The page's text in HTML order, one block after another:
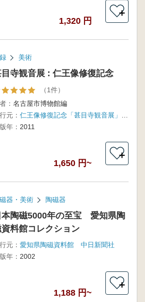
1,320 円
＋
美術
寺観音展 : 仁王像修復記念
（1件）
： 名古屋市博物館編
元：
年： 2011
1,650 円~
＋
器・美術 陶磁器
本陶磁5000年の至宝 愛知県陶
料館コレクション
元： 愛知県陶磁資料館 中日新聞社
年： 2002
1,188 円~
＋